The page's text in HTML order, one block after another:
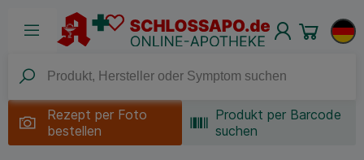
Rezept per Foto
bestellen
Produkt per Barcode
suchen